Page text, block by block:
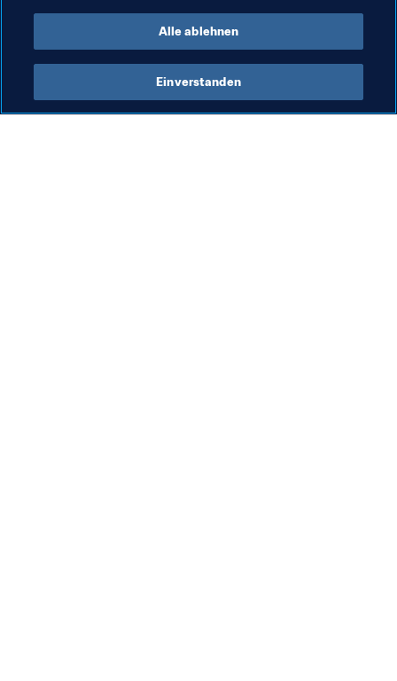
Frauenfussball
Alle ablehnen
Einverstanden